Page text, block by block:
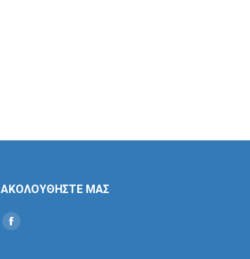
ΑΚΟΛΟΥΘΗΣΤΕ ΜΑΣ
Find us on:
Social